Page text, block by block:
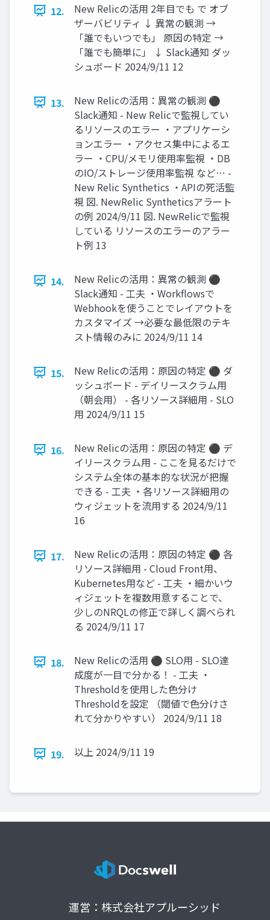
12.
New Relicの活用 2年目でも で オブ
ザーバビリティ ↓ 異常の観測 →
「誰でもいつでも」 原因の特定 →
「誰でも簡単に」 ↓ Slack通知 ダッ
シュボード 2024/9/11 12
13.
New Relicの活用：異常の観測 ⚫
Slack通知 - New Relicで監視してい
るリソースのエラー ・アプリケーシ
ョンエラー ・アクセス集中によるエ
ラー ・CPU/メモリ使用率監視 ・DB
のIO/ストレージ使用率監視 など… -
New Relic Synthetics ・APIの死活監
視 図. NewRelic Syntheticsアラート
の例 2024/9/11 図. NewRelicで監視
している リソースのエラーのアラー
ト例 13
14.
New Relicの活用：異常の観測 ⚫
Slack通知 - 工夫 ・Workflowsで
Webhookを使うことでレイアウトを
カスタマイズ →必要な最低限のテキ
スト情報のみに 2024/9/11 14
15.
New Relicの活用：原因の特定 ⚫ ダ
ッシュボード - デイリースクラム用
（朝会用） - 各リソース詳細用 - SLO
用 2024/9/11 15
16.
New Relicの活用：原因の特定 ⚫ デ
イリースクラム用 - ここを見るだけで
システム全体の基本的な状況が把握
できる - 工夫 ・各リソース詳細用の
ウィジェットを流用する 2024/9/11
16
17.
New Relicの活用：原因の特定 ⚫ 各
リソース詳細用 - Cloud Front用、
Kubernetes用など - 工夫 ・細かいウ
ィジェットを複数用意することで、
少しのNRQLの修正で詳しく調べられ
る 2024/9/11 17
18.
New Relicの活用 ⚫ SLO用 - SLO達
成度が一目で分かる！ - 工夫 ・
Thresholdを使用した色分け
Thresholdを設定 （閾値で色分けさ
れて分かりやすい） 2024/9/11 18
19. 以上 2024/9/11 19
運営：株式会社アプルーシッド